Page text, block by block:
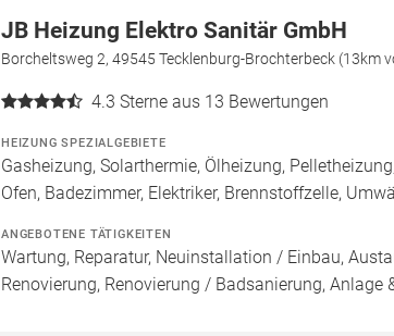
JB Heizung Elektro Sanitär GmbH
Borcheltsweg 2, 49545 Tecklenburg-Brochterbeck (13km
4.3 Sterne aus 13 Bewertungen
HEIZUNG SPEZIALGEBIETE
Gasheizung, Solarthermie, Ölheizung,
Ofen, Badezimmer, Elektriker, Brennstoffzelle,
ANGEBOTENE TÄTIGKEITEN
Wartung, Reparatur, Neuinstallation / Einbau,
Renovierung, Renovierung / Badsanierung,